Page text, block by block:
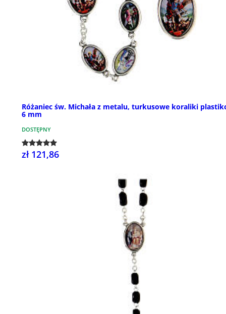
Różaniec św. Michała z metalu, turkusowe koraliki
6 mm
DOSTĘPNY
zł 121,86